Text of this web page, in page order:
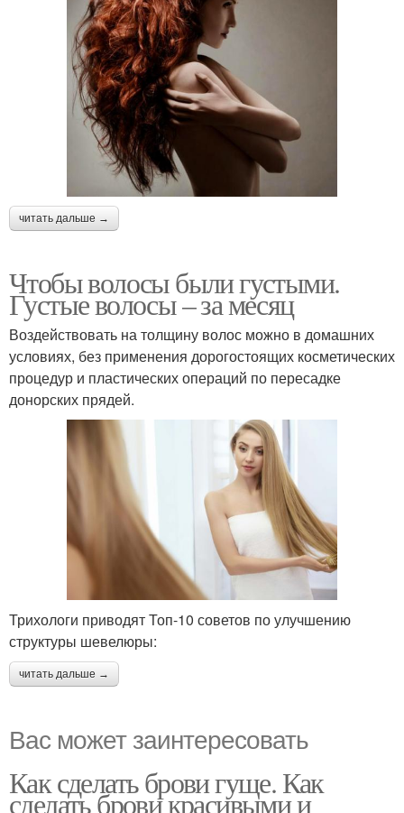
читать дальше →
Чтобы волосы были густыми.
Густые волосы – за месяц
Воздействовать на толщину волос можно в домашних
условиях, без применения дорогостоящих косметических
процедур и пластических операций по пересадке
донорских прядей.
Трихологи приводят Топ-10 советов по улучшению
структуры шевелюры:
читать дальше →
Вас может заинтересовать
Как сделать брови гуще. Как
сделать брови красивыми и